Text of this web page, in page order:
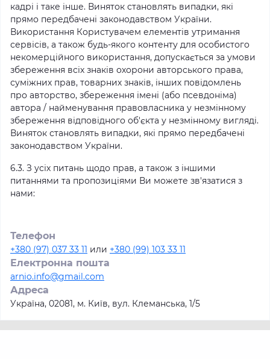
кадрі і таке інше. Виняток становлять випадки, які
прямо передбачені законодавством України.
Використання Користувачем елементів утримання
сервісів, а також будь-якого контенту для особистого
некомерційного використання, допускається за умови
збереження всіх знаків охорони авторського права,
суміжних прав, товарних знаків, інших повідомлень
про авторство, збереження імені (або псевдоніма)
автора / найменування правовласника у незмінному
збереження відповідного об'єкта у незмінному вигляді.
Виняток становлять випадки, які прямо передбачені
законодавством України.
6.3. З усіх питань щодо прав, а також з іншими
питаннями та пропозиціями Ви можете зв'язатися з
нами:
Телефон
+380 (97) 037 33 11 или +380 (99) 103 33 11
Електронна пошта
arnio.info@gmail.com
Адреса
Україна, 02081, м. Київ, вул. Клеманська, 1/5